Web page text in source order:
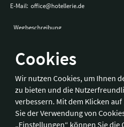
Cookies
Wir nutzen Cookies, um Ihnen
zu bieten und die
verbessern. Mit dem Klicken
Sie der Verwendung von
„Einstellungen“ können Sie
E-Mail: office@hotellerie.de
Wegbeschreibung
Hotelverband Deutschland (IHA) / IHA-
Kronprinzenstraße 37
53173 Bonn